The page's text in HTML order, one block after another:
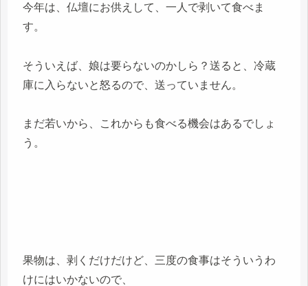
今年は、仏壇にお供えして、一人で剥いて食べま
す。
そういえば、娘は要らないのかしら？送ると、冷蔵
庫に入らないと怒るので、送っていません。
まだ若いから、これからも食べる機会はあるでしょ
う。
果物は、剥くだけだけど、三度の食事はそういうわ
けにはいかないので、